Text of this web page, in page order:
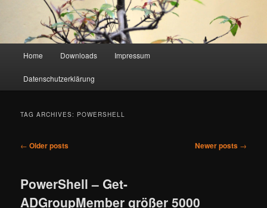
Home Downloads Impressum
Datenschutzerklärung
TAG ARCHIVES: POWERSHELL
Post
← Older posts Newer posts →
PowerShell – Get-
ADGroupMember größer 5000